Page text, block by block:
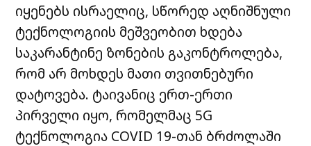
იყენებს ისრაელიც, სწორედ აღნიშნული
ტექნოლოგიის მეშვეობით ხდება
საკარანტინე ზონების გაკონტროლება,
რომ არ მოხდეს მათი თვითნებური
დატოვება. ტაივანიც ერთ-ერთი
პირველი იყო, რომელმაც 5G
ტექნოლოგია COVID 19-თან ბრძოლაში